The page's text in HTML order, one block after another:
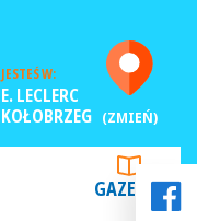
JESTEŚ W:
E. LECLERC
KOŁOBRZEG (ZMIEŃ)
GAZETKI